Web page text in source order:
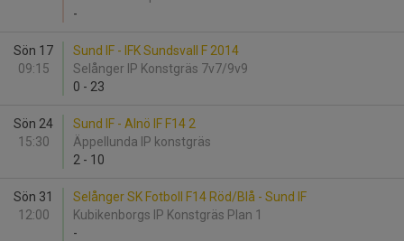
-
Sön 17
09:15
Sund IF - IFK Sundsvall F 2014
Selånger IP Konstgräs 7v7/9v9
0 - 23
Sön 24
15:30
Sund IF - Alnö IF F14 2
Äppellunda IP konstgräs
2 - 10
Sön 31
12:00
Selånger SK Fotboll F14 Röd/Blå - Sund IF
Kubikenborgs IP Konstgräs Plan 1
-